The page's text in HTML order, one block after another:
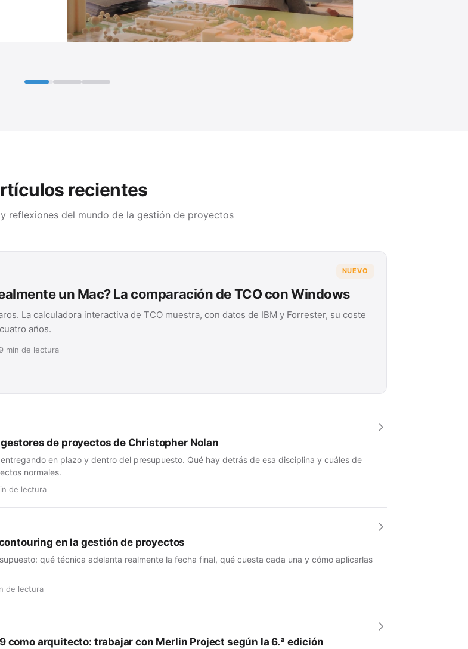
recientes
reflexiones del mundo de la gestión de proyectos
NUEVO
un Mac? La comparación de TCO con Windows
La calculadora interactiva de TCO muestra, con datos de IBM y Forrester, su coste
años.
min de lectura
de proyectos de Christopher Nolan
en plazo y dentro del presupuesto. Qué hay detrás de esa disciplina y cuáles de
normales.
de lectura
en la gestión de proyectos
qué técnica adelanta realmente la fecha final, qué cuesta cada una y cómo aplicarlas
de lectura
como arquitecto: trabajar con Merlin Project según la 6.ª edición